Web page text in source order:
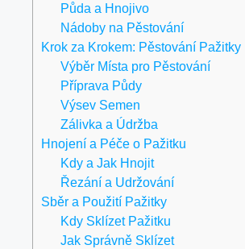
Půda a Hnojivo
Nádoby na Pěstování
Krok za Krokem: Pěstování Pažitky
Výběr Místa pro Pěstování
Příprava Půdy
Výsev Semen
Zálivka a Údržba
Hnojení a Péče o Pažitku
Kdy a Jak Hnojit
Řezání a Udržování
Sběr a Použití Pažitky
Kdy Sklízet Pažitku
Jak Správně Sklízet